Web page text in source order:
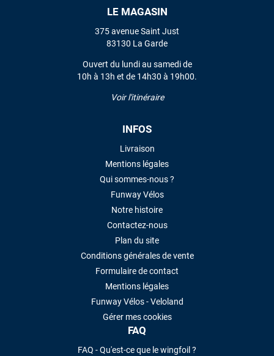
LE MAGASIN
375 avenue Saint Just
83130 La Garde
Ouvert du lundi au samedi de
10h à 13h et de 14h30 à 19h00.
Voir l'itinéraire
INFOS
Livraison
Mentions légales
Qui sommes-nous ?
Funway Vélos
Notre histoire
Contactez-nous
Plan du site
Conditions générales de vente
Formulaire de contact
Mentions légales
Funway Vélos - Veloland
Gérer mes cookies
FAQ
FAQ - Qu'est-ce que le wingfoil ?
VOIR TOUS LES AVIS